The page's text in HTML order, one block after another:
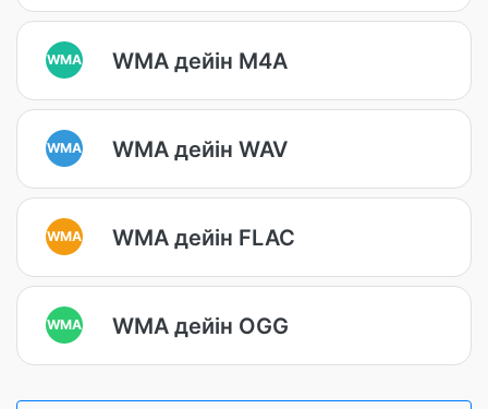
WMA WMA дейін M4A
WMA WMA дейін WAV
WMA WMA дейін FLAC
WMA WMA дейін OGG